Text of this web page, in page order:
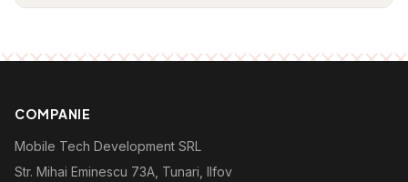
COMPANIE
Mobile Tech Development SRL
Str. Mihai Eminescu 73A, Tunari, Ilfov